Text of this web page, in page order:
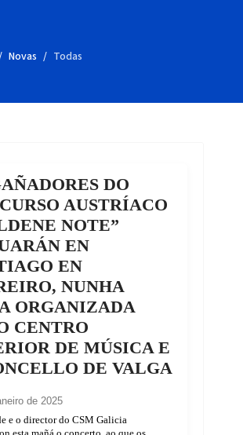
Novas Todas
DO
AUSTRÍACO
NOTE”
EN
EN
NUNHA
ORGANIZADA
CENTRO
DE MÚSICA E
DE VALGA
de 2025
e o director do CSM Galicia